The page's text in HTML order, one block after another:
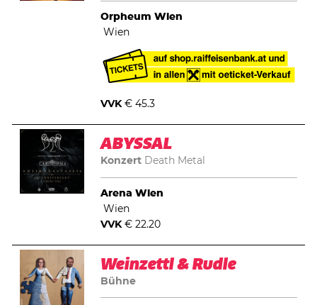
Orpheum Wien
Wien
VVK€ 45.3
ABYSSAL
Konzert Death Metal
Arena Wien
Wien
VVK€ 22.20
Weinzettl & Rudle
Bühne